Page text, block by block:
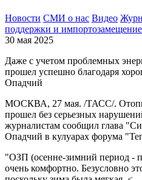
Новости СМИ о нас Видео
поддержки и импортозамещение
30 мая 2025
Даже с учетом проблемных
прошел успешно благодаря
Опадчий
МОСКВА, 27 мая. /ТАСС/.
прошел без серьезных
журналистам сообщил глава
Опадчий в кулуарах форума
"ОЗП (осенне-зимний период
очень комфортно. Безусловно